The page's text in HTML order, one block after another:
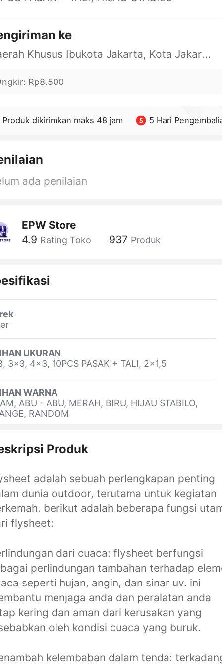
ke
Daerah Khusus Ibukota Jakarta, Kota Jakarta Barat, Cengkareng, yy
: Rp8.500
Produk dikirimkan maks 48 jam 5 Hari
ada penilaian
EPW Store
4.9 Rating Toko 937 Produk
UKURAN
3x3, 4x3, 10PCS PASAK + TALI, 2x1,5
WARNA
ABU - ABU, MERAH, BIRU, HIJAU STABILO,
RANDOM
Produk
adalah sebuah perlengkapan penting
dunia outdoor, terutama untuk kegiatan
berikut adalah beberapa fungsi
flysheet:
dari cuaca: flysheet berfungsi
perlindungan tambahan terhadap
seperti hujan, angin, dan sinar uv. ini
menjaga anda dan peralatan anda
kering dan aman dari kerusakan yang
oleh kondisi cuaca yang buruk.
kelembaban dalam tenda: